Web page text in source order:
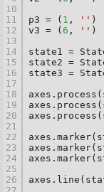
10
11
12
13
14
15
16
17
18
19
20
21
22
23
24
25
26
p3 = ( 1 , '' )
v3 = ( 6 , '' )
state1 =
state2 =
state3 =